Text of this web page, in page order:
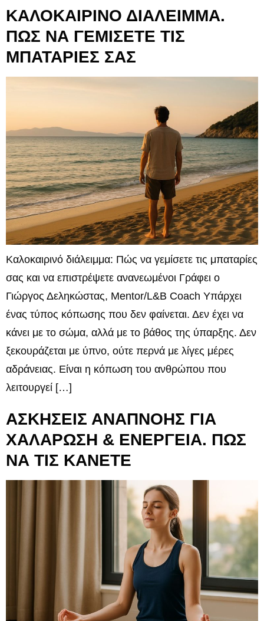
ΚΑΛΟΚΑΙΡΙΝΟ ΔΙΑΛΕΙΜΜΑ.
ΠΩΣ ΝΑ ΓΕΜΙΣΕΤΕ ΤΙΣ
ΜΠΑΤΑΡΙΕΣ ΣΑΣ
Καλοκαιρινό διάλειμμα: Πώς να γεμίσετε τις μπαταρίες
σας και να επιστρέψετε ανανεωμένοι Γράφει ο
Γιώργος Δεληκώστας, Mentor/L&B Coach Υπάρχει
ένας τύπος κόπωσης που δεν φαίνεται. Δεν έχει να
κάνει με το σώμα, αλλά με το βάθος της ύπαρξης. Δεν
ξεκουράζεται με ύπνο, ούτε περνά με λίγες μέρες
αδράνειας. Είναι η κόπωση του ανθρώπου που
λειτουργεί […]
ΑΣΚΗΣΕΙΣ ΑΝΑΠΝΟΗΣ ΓΙΑ
ΧΑΛΑΡΩΣΗ & ΕΝΕΡΓΕΙΑ. ΠΩΣ
ΝΑ ΤΙΣ ΚΑΝΕΤΕ